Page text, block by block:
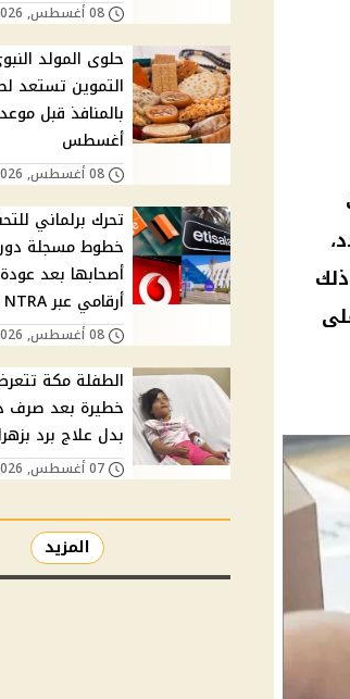
08 أغسطس, 2026 12:36 ص
التموين تستعد
أغسطس
08 أغسطس, 2026 12:27 ص
تحرك برلماني
خطوط مسجلة
أصحابها بعد
أرقامي عبر My NTRA
08 أغسطس, 2026 12:16 ص
الطفلة مكة
خطيرة بعد صرف
بدل علاج برد
07 أغسطس, 2026 11:56 م
المزيد